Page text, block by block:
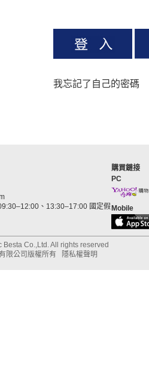
我忘記了自己的密碼
、13:30–17:00 國定假
購買鏈接
PC
Mobile
Besta Co.,Ltd. All rights reserved
限公司版權所有
隱私權聲明